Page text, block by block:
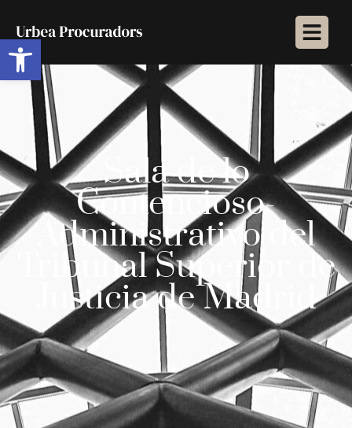
Abrir barra de herramientas
Sala de lo
Contencioso-
Administrativo del
Tribunal Superior de
Justicia de Madrid